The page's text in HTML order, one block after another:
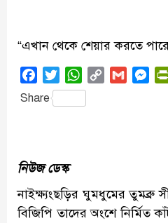
“এখান থেকে শেয়ার করতে
FacebookTwitterWhatsApp
Copy
Gmail
Share
নিউজ ডেস্ক
নাইক্ষ্যংছড়ির ঘুমধুমের তুমব্রু
বিজিপি তাদের অংশে নির্মিত